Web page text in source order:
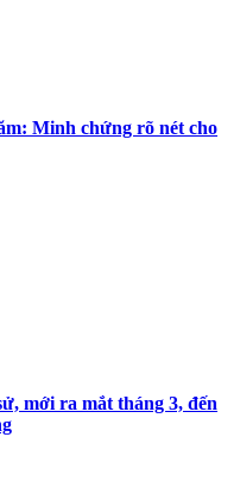
Minh chứng rõ nét cho
mới ra mắt tháng 3, đến